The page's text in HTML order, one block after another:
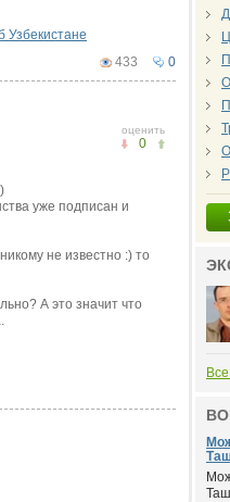
0
433
оценить
0
уже подписан и
не известно :) то
А это значит что